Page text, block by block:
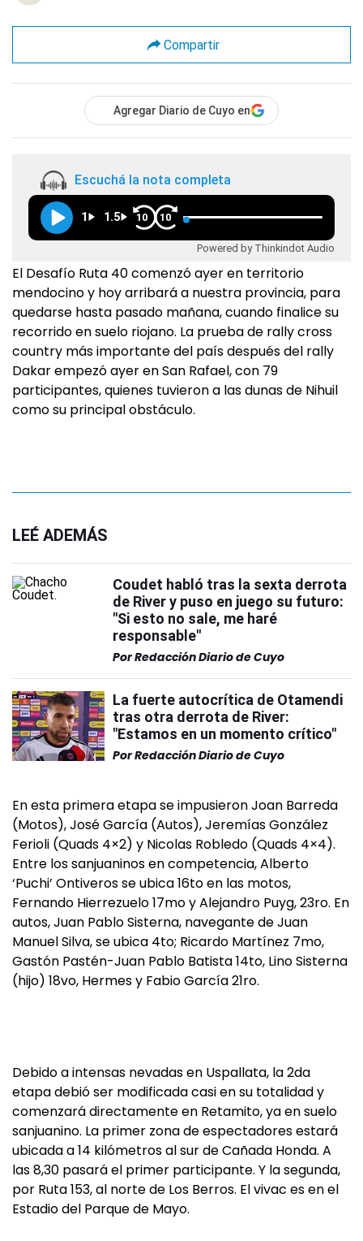
Compartir
Agregar Diario de Cuyo en
Escuchá la nota completa
1 1.5 10 10
Powered by Thinkindot Audio
El Desafío Ruta 40 comenzó ayer en territorio
mendocino y hoy arribará a nuestra provincia, para
quedarse hasta pasado mañana, cuando finalice su
recorrido en suelo riojano. La prueba de rally cross
country más importante del país después del rally
Dakar empezó ayer en San Rafael, con 79
participantes, quienes tuvieron a las dunas de Nihuil
como su principal obstáculo.
LEÉ ADEMÁS
Coudet habló tras la sexta derrota
de River y puso en juego su futuro:
"Si esto no sale, me haré
responsable"
PorRedacción Diario de Cuyo
La fuerte autocrítica de Otamendi
tras otra derrota de River:
"Estamos en un momento crítico"
PorRedacción Diario de Cuyo
En esta primera etapa se impusieron Joan Barreda
(Motos), José García (Autos), Jeremías González
Ferioli (Quads 4×2) y Nicolas Robledo (Quads 4×4).
Entre los sanjuaninos en competencia, Alberto
‘Puchi’ Ontiveros se ubica 16to en las motos,
Fernando Hierrezuelo 17mo y Alejandro Puyg, 23ro. En
autos, Juan Pablo Sisterna, navegante de Juan
Manuel Silva, se ubica 4to; Ricardo Martínez 7mo,
Gastón Pastén-Juan Pablo Batista 14to, Lino Sisterna
(hijo) 18vo, Hermes y Fabio García 21ro.
Debido a intensas nevadas en Uspallata, la 2da
etapa debió ser modificada casi en su totalidad y
comenzará directamente en Retamito, ya en suelo
sanjuanino. La primer zona de espectadores estará
ubicada a 14 kilómetros al sur de Cañada Honda. A
las 8,30 pasará el primer participante. Y la segunda,
por Ruta 153, al norte de Los Berros. El vivac es en el
Estadio del Parque de Mayo.